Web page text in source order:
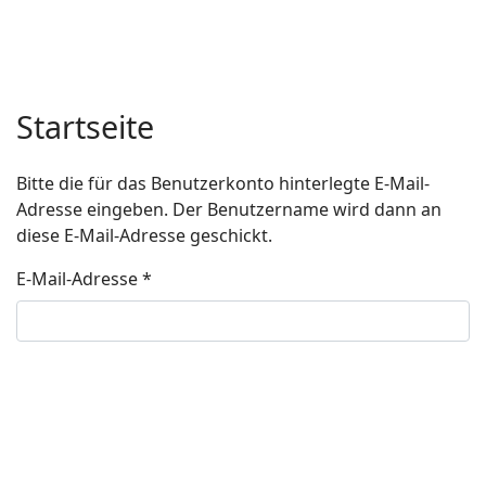
Startseite
Bitte die für das Benutzerkonto hinterlegte E-Mail-
Adresse eingeben. Der Benutzername wird dann an
diese E-Mail-Adresse geschickt.
E-Mail-Adresse*